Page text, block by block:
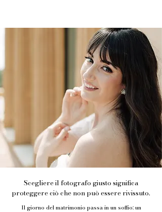
Scegliere il fotografo giusto significa
proteggere ciò che non può essere rivissuto.
Il giorno del matrimonio passa in un soffio: un